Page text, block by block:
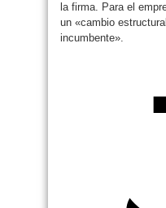
la firma. Para el
un «cambio
incumbente».